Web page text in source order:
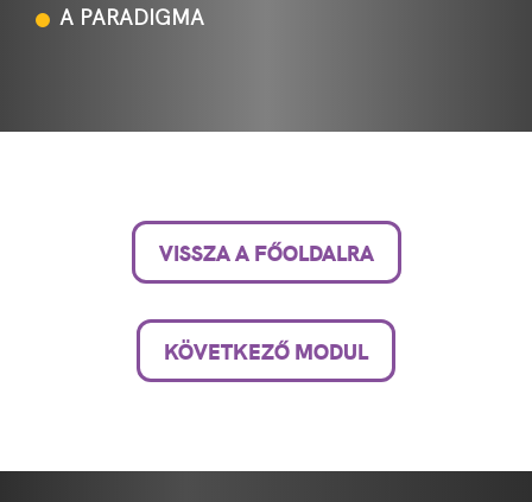
A PARADIGMA
VISSZA A FŐOLDALRA
KÖVETKEZŐ MODUL